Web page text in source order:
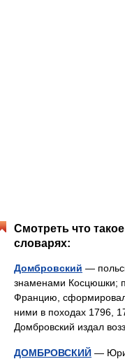
Смотреть что
словарях:
Домбровский —
знаменами Косцюшки;
Францию, сформировал
ними в походах 1796,
Домбровский издал
ДОМБРОВСКИЙ —